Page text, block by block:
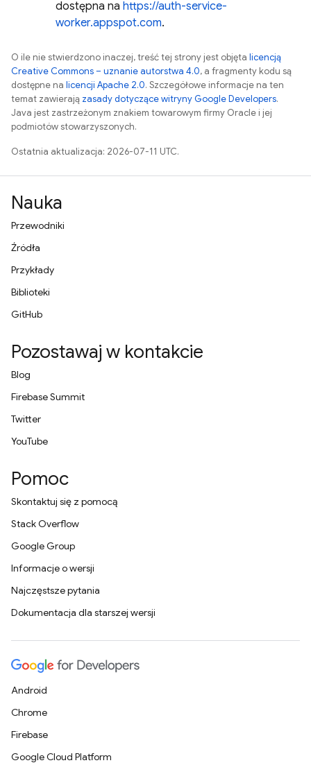
dostępna na https://auth-service-
worker.appspot.com.
O ile nie stwierdzono inaczej, treść tej strony jest objęta licencją
Creative Commons – uznanie autorstwa 4.0, a fragmenty kodu są
dostępne na licencji Apache 2.0. Szczegółowe informacje na ten
temat zawierają zasady dotyczące witryny Google Developers.
Java jest zastrzeżonym znakiem towarowym firmy Oracle i jej
podmiotów stowarzyszonych.
Ostatnia aktualizacja: 2026-07-11 UTC.
Nauka
Przewodniki
Źródła
Przykłady
Biblioteki
GitHub
Pozostawaj w kontakcie
Blog
Firebase Summit
Twitter
YouTube
Pomoc
Skontaktuj się z pomocą
Stack Overflow
Google Group
Informacje o wersji
Najczęstsze pytania
Dokumentacja dla starszej wersji
Android
Chrome
Firebase
Google Cloud Platform